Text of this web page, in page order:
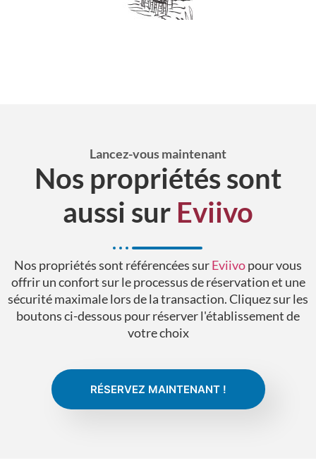
Lancez-vous maintenant
Nos propriétés sont
aussi sur Eviivo
Nos propriétés sont référencées surEviivopour vous
offrir un confort sur le processus de réservation et une
sécurité maximale lors de la transaction. Cliquez sur les
boutons ci-dessous pour réserver l'établissement de
votre choix
RÉSERVEZ MAINTENANT !